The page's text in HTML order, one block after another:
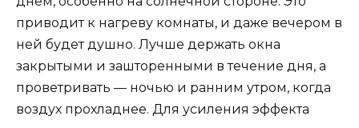
приводит к нагреву комнаты, и даже вечером в
ней будет душно. Лучше держать окна
закрытыми и зашторенными в течение дня, а
проветривать — ночью и ранним утром, когда
воздух прохладнее. Для усиления эффекта